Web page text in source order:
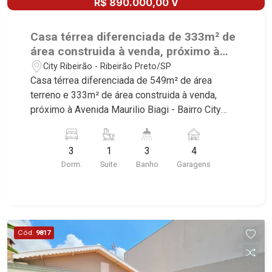
R$ 890.000,00 V
Casa térrea diferenciada de 333m² de
área construida à venda, próximo à
Avenida Maurilio Biagi - Ribeirão
Preto/SP.
City Ribeirão - Ribeirão Preto/SP
Casa térrea diferenciada de 549m² de área
terreno e 333m² de área construida à venda,
próximo à Avenida Maurilio Biagi - Bairro City
características deste imóvel que a Martinelli
Imobiliária selecionou para você: - 549m² de área
terreno e 333m² de área construida - 3
Lavabo - Copa - Cozinha e área de serviço
planejadas - Despensa | depósito - Edícula -
Varanda gourmet com churrasqueira - Piscina
3
Dorm.
1
Suite
3
Banho
4
Garagens
Cód. 9817